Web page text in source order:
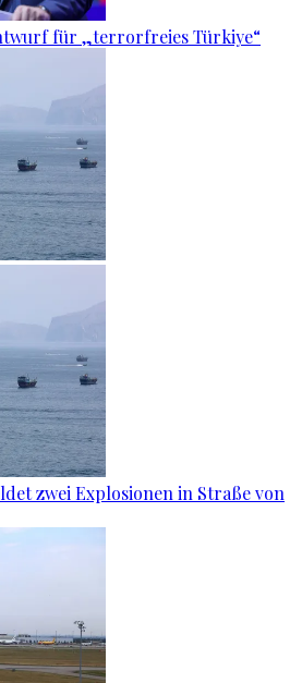
für „terrorfreies Türkiye“
zwei Explosionen in Straße von